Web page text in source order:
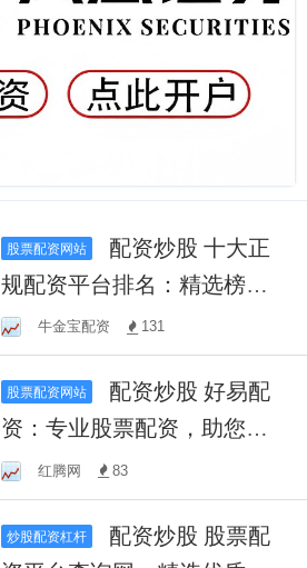
股票配资网站
规配资平台排名：精选榜单
助您安心投资
牛金宝配资 131
股票配资网站
资：专业股票配资，助您财
富增值！
红腾网 83
炒股配资杠杆